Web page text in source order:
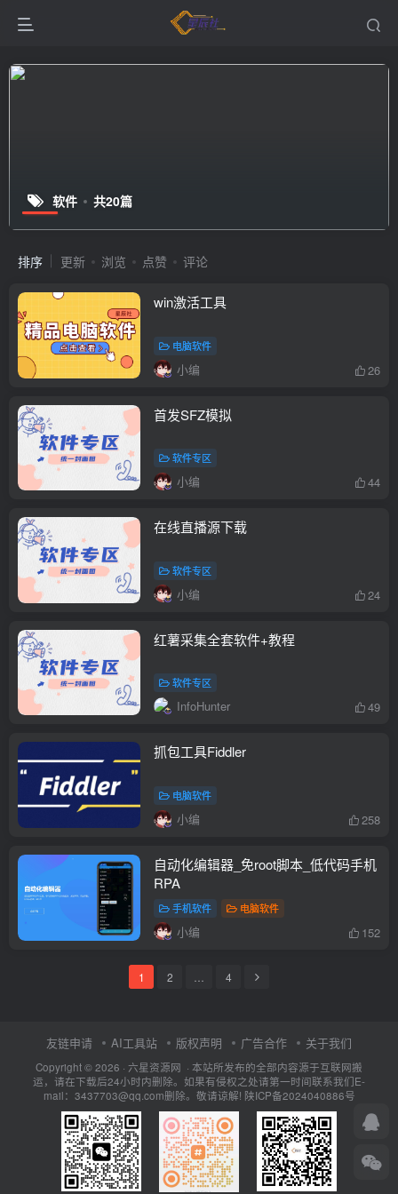
软件 共20篇
排序 更新 浏览 点赞 评论
win激活工具
电脑软件
小编 26
首发SFZ模拟
软件专区
小编 44
在线直播源下载
软件专区
小编 24
红薯采集全套软件+教程
软件专区
InfoHunter 49
抓包工具Fiddler
电脑软件
小编 258
自动化编辑器_免root脚本_低代码手机
RPA
手机软件 电脑软件
小编 152
1 2 4
友链申请 AI工具站 版权声明 广告合作 关于我们
Copyright © 2026 · 六星资源网 · 本站所发布的全部内容源于互联网搬
运，请在下载后24小时内删除。如果有侵权之处请第一时间联系我们E-
mail：3437703@qq.com删除。敬请谅解! 陕ICP备2024040886号